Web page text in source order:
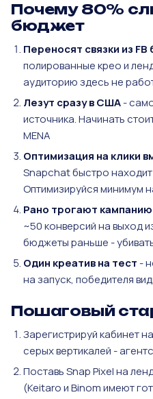
Почему 80%
бюджет
Переносят связки из FB
полированные крео и
аудиторию здесь не
Лезут сразу в США-
источника. Начинать
MENA
Оптимизация на клики
Snapchat быстро
Оптимизируйся минимум
Рано трогают кампанию
~50 конверсий на выход
бюджеты раньше -
Один креатив на тест -
на запуск, победителя
Пошаговый
Зарегистрируй кабинет
серых вертикалей -
Поставь Snap Pixel на
(Keitaro и Binom имеют